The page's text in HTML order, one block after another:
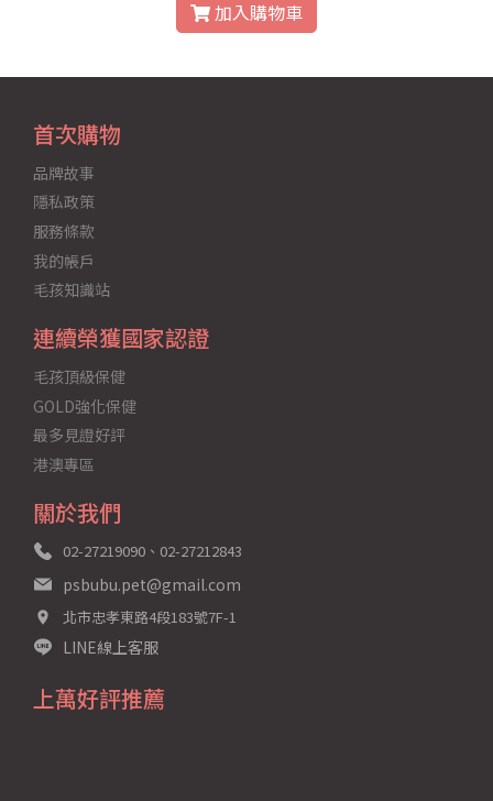
加入購物車
關於我們
02-27219090、02-27212843
psbubu.pet@gmail.com
北市忠孝東路4段183號7F-1
LINE線上客服
首次購物
品牌故事
隱私政策
服務條款
我的帳戶
毛孩知識站
連續榮獲國家認證
毛孩頂級保健
GOLD強化保健
最多見證好評
港澳專區
上萬好評推薦